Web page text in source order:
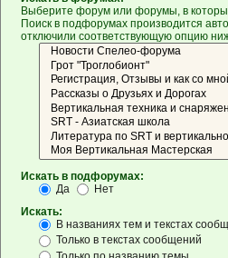
Выберите форум или форумы, в
Поиск в подфорумах производится
отключили соответствующую опцию
Искать в подфорумах:
Да
Нет
Искать:
В названиях тем и текстах
Только в текстах сообщений